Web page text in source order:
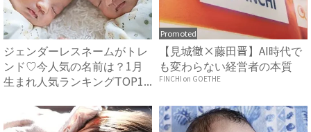
ジェンダーレスネームがトレ
ンド♡今人気の名前は？1月
生まれ人気ランキングTOP1...
Promoted
【見城徹×藤田晋】AI時代で
も変わらない経営者の本質
FINCHI on GOETHE